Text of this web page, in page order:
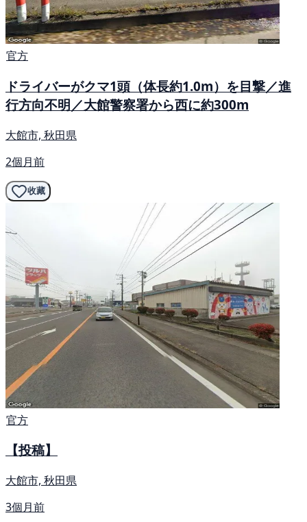
官方
ドライバーがクマ1頭（体長約1.0m）を目撃／進
行方向不明／大館警察署から西に約300m
大館市, 秋田県
2個月前
收藏
官方
【投稿】
大館市, 秋田県
3個月前